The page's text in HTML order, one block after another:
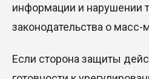
информации и нарушении
законодательства о масс-
Если сторона защиты